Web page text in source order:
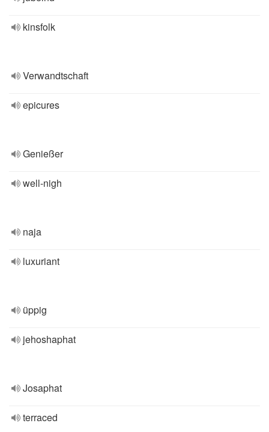
kinsfolk
Verwandtschaft
epicures
Genießer
well-nigh
naja
luxuriant
üppig
jehoshaphat
Josaphat
terraced